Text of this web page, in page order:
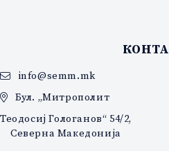
info@semm.mk
Бул. „Митрополит
Теодосиј Гологанов“ 54/2,
Северна Македонија